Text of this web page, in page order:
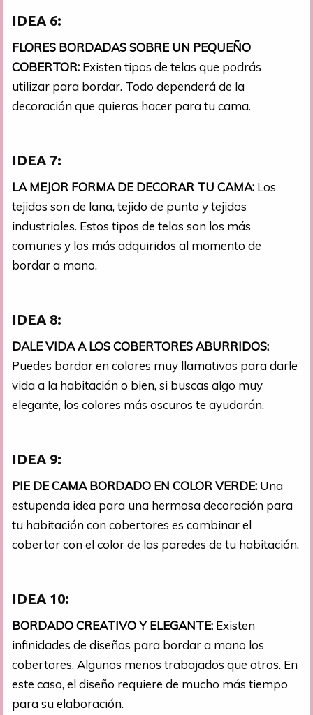
IDEA 6:
FLORES BORDADAS SOBRE UN PEQUEÑO
COBERTOR: Existen tipos de telas que podrás
utilizar para bordar. Todo dependerá de la
decoración que quieras hacer para tu cama.
IDEA 7:
LA MEJOR FORMA DE DECORAR TU CAMA: Los
tejidos son de lana, tejido de punto y tejidos
industriales. Estos tipos de telas son los más
comunes y los más adquiridos al momento de
bordar a mano.
IDEA 8:
DALE VIDA A LOS COBERTORES ABURRIDOS:
Puedes bordar en colores muy llamativos para darle
vida a la habitación o bien, si buscas algo muy
elegante, los colores más oscuros te ayudarán.
IDEA 9:
PIE DE CAMA BORDADO EN COLOR VERDE: Una
estupenda idea para una hermosa decoración para
tu habitación con cobertores es combinar el
cobertor con el color de las paredes de tu habitación.
IDEA 10:
BORDADO CREATIVO Y ELEGANTE: Existen
infinidades de diseños para bordar a mano los
cobertores. Algunos menos trabajados que otros. En
este caso, el diseño requiere de mucho más tiempo
para su elaboración.